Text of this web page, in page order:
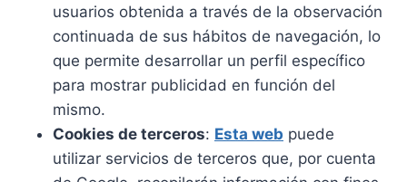
usuarios obtenida a través de la observación
continuada de sus hábitos de navegación, lo
que permite desarrollar un perfil específico
para mostrar publicidad en función del
mismo.
Cookies de terceros: Esta web puede
utilizar servicios de terceros que, por cuenta